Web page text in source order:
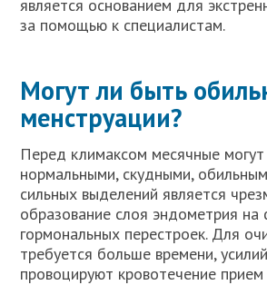
является основанием для
за помощью к специалистам.
Могут ли быть
менструации?
Перед климаксом месячные
нормальными, скудными,
сильных выделений является
образование слоя эндометрия на
гормональных перестроек. Для
требуется больше времени,
провоцируют кровотечение